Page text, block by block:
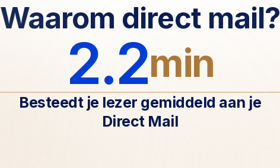
Waarom direct mail?
2.2min
Besteedt je lezer gemiddeld aan je
Direct Mail